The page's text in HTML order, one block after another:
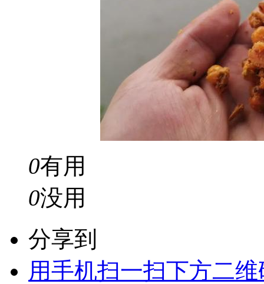
0有用
0没用
分享到
用手机扫一扫下方二